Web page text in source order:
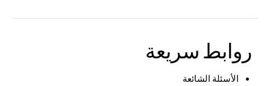
روابط سريعة
الأسئلة الشائعة